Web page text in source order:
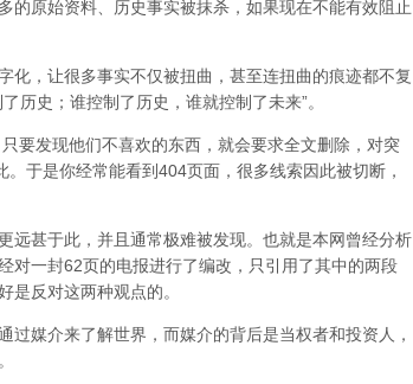
的原始资料、历史事实被抹杀，如果现在不能有效阻止
化，让很多事实不仅被扭曲，甚至连扭曲的痕迹都不复
历史；谁控制了历史，谁就控制了未来”。
要发现他们不喜欢的东西，就会要求全文删除，对突
于是你经常能看到404页面， 很多线索因此被切断，
远甚于此，并且通常极难被发现。 也就是本网曾经分析
对一封62页的电报进行了编改，只引用了其中的两段
是反对这两种观点的。
媒介来了解世界，而媒介的背后是当权者和投资人，